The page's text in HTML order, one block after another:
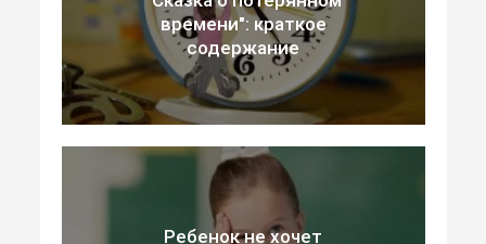
времени": краткое
содержание
Ребенок не хочет